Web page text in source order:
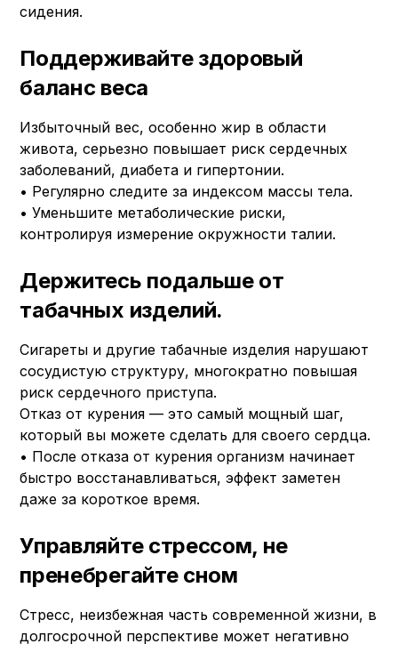
сидения.
Поддерживайте здоровый
баланс веса
Избыточный вес, особенно жир в области
живота, серьезно повышает риск сердечных
заболеваний, диабета и гипертонии.
• Регулярно следите за индексом массы тела.
• Уменьшите метаболические риски,
контролируя измерение окружности талии.
Держитесь подальше от
табачных изделий.
Сигареты и другие табачные изделия нарушают
сосудистую структуру, многократно повышая
риск сердечного приступа.
Отказ от курения — это самый мощный шаг,
который вы можете сделать для своего сердца.
• После отказа от курения организм начинает
быстро восстанавливаться, эффект заметен
даже за короткое время.
Управляйте стрессом, не
пренебрегайте сном
Стресс, неизбежная часть современной жизни, в
долгосрочной перспективе может негативно